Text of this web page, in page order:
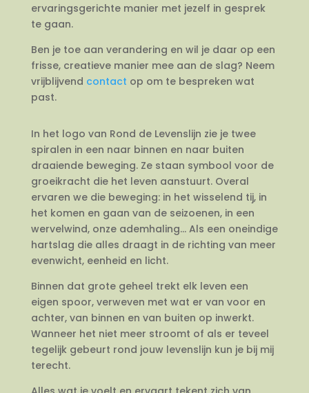
ervaringsgerichte manier met jezelf in gesprek
te gaan.
Ben je toe aan verandering en wil je daar op een
frisse, creatieve manier mee aan de slag? Neem
vrijblijvend contact op om te bespreken wat
past.
In het logo van Rond de Levenslijn zie je twee
spiralen in een naar binnen en naar buiten
draaiende beweging. Ze staan symbool voor de
groeikracht die het leven aanstuurt. Overal
ervaren we die beweging: in het wisselend tij, in
het komen en gaan van de seizoenen, in een
wervelwind, onze ademhaling… Als een oneindige
hartslag die alles draagt in de richting van meer
evenwicht, eenheid en licht.
Binnen dat grote geheel trekt elk leven een
eigen spoor, verweven met wat er van voor en
achter, van binnen en van buiten op inwerkt.
Wanneer het niet meer stroomt of als er teveel
tegelijk gebeurt rond jouw levenslijn kun je bij mij
terecht.